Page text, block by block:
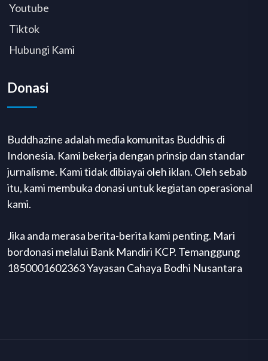
Youtube
Tiktok
Hubungi Kami
Donasi
Buddhazine adalah media komunitas Buddhis di
Indonesia. Kami bekerja dengan prinsip dan standar
jurnalisme. Kami tidak dibiayai oleh iklan. Oleh sebab
itu, kami membuka donasi untuk kegiatan operasional
kami.
Jika anda merasa berita-berita kami penting. Mari
bordonasi melalui Bank Mandiri KCP. Temanggung
1850001602363 Yayasan Cahaya Bodhi Nusantara